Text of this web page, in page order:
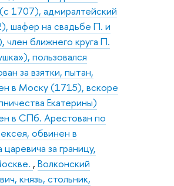
1707), адмиралтейский
шафер на свадьбе П. и
член ближнего круга П.
пользовался
за взятки, пытан,
в Моску (1715), вскоре
Екатерины)
в СПб. Арестован по
обвинен в
за границу,
, Волконский
князь, стольник,